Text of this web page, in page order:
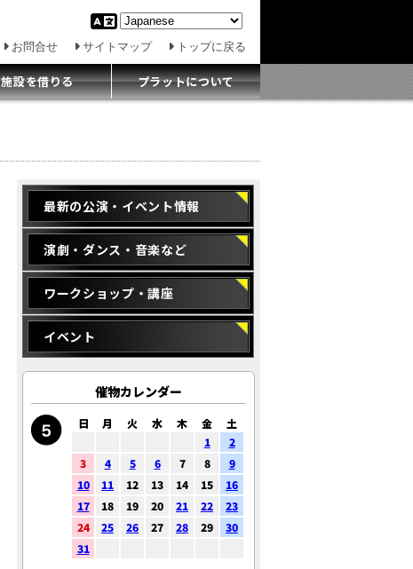
お問合せ サイトマップ トップに戻る
施設を借りる プラットについて
最新の公演・イベント情報
演劇・ダンス・音楽など
ワークショップ・講座
イベント
催物カレンダー
日 月 火 水 木 金
土
1
2
3
4 5 6 7 8
9
10
11 12 13 14 15
16
17
18 19 20 21 22
23
24
25 26 27 28 29
30
31